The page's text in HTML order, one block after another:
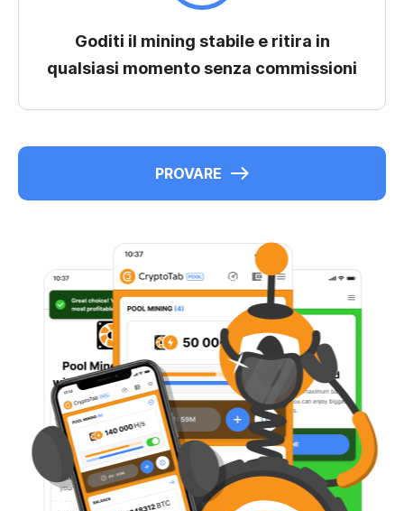
Goditi il mining stabile e ritira in
qualsiasi momento senza commissioni
PROVARE